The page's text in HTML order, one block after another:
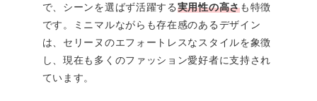
で、シーンを選ばず活躍する実用性の高さも特徴
です。ミニマルながらも存在感のあるデザイン
は、セリーヌのエフォートレスなスタイルを象徴
し、現在も多くのファッション愛好者に支持され
ています。